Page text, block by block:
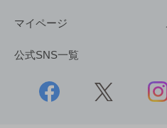
マイページ
公式SNS一覧